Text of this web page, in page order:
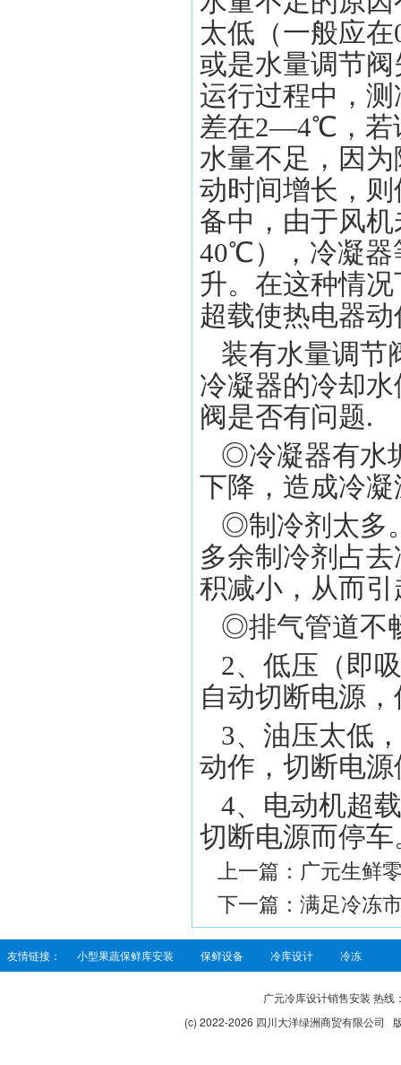
太低（一般应
或是水量调节
运行过程中，
差在2—4℃，若
水量不足，因
动时间增长，
备中，由于风
40℃），冷凝器
升。在这种情
超载使热电
装有水量调节
冷凝器的冷却
阀是否有问题.
◎冷凝器有水
下降，造成冷
◎制冷剂太多
多余制冷剂占
积减小，从
◎排气管道
2、低压（即
自动切断电源
3、油压太低
动作，切断
4、电动机超
切断电源而停车
上一篇： 广元生鲜
下一篇： 满足冷冻
友情链接： 小型果蔬保鲜库安装 保鲜设备 冷库设计 冷冻
广元冷库设计销售安装 热
(c) 2022-2026 四川大洋绿洲商贸有限公司